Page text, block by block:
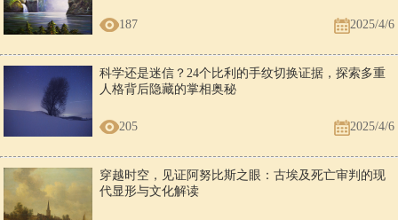
187 2025/4/6
科学还是迷信？24个比利的手纹切换证据，探索多重
人格背后隐藏的掌相奥秘
205 2025/4/6
穿越时空，见证阿努比斯之眼：古埃及死亡审判的现
代显形与文化解读